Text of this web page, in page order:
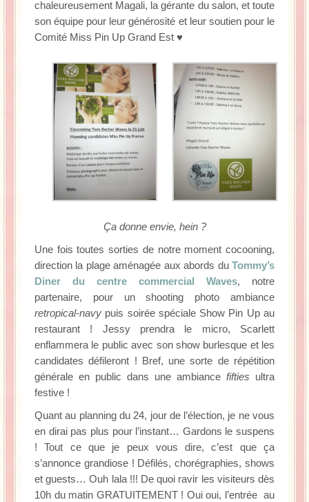
chaleureusement Magali, la gérante du salon, et toute
son équipe pour leur générosité et leur soutien pour le
Comité Miss Pin Up Grand Est ♥
Ça donne envie, hein ?
Une fois toutes sorties de notre moment cocooning,
direction la plage aménagée aux abords du Tommy’s
Diner du centre commercial Waves, notre
partenaire, pour un shooting photo ambiance
retropical-navy puis soirée spéciale Show Pin Up au
restaurant ! Jessy prendra le micro, Scarlett
enflammera le public avec son show burlesque et les
candidates défileront ! Bref, une sorte de répétition
générale en public dans une ambiance fifties ultra
festive !
Quant au planning du 24, jour de l’élection, je ne vous
en dirai pas plus pour l’instant… Gardons le suspens
! Tout ce que je peux vous dire, c’est que ça
s’annonce grandiose ! Défilés, chorégraphies, shows
et guests… Ouh lala !!! De quoi ravir les visiteurs dès
10h du matin GRATUITEMENT ! Oui oui, l’entrée au